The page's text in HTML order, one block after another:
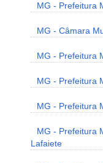
MG - Prefeitura
MG - Câmara
MG - Prefeitura
MG - Prefeitura
MG - Prefeitura
MG - Prefeitura
Lafaiete